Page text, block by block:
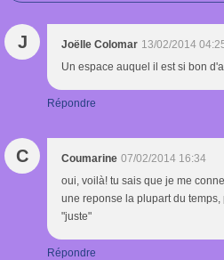
J Joëlle Colomar 13/02/2014
Un espace auquel il est si bon
Répondre
C Coumarine 07/02/2014 16:34
oui, voilà! tu sais que je me
une reponse la plupart du
"juste"
Répondre